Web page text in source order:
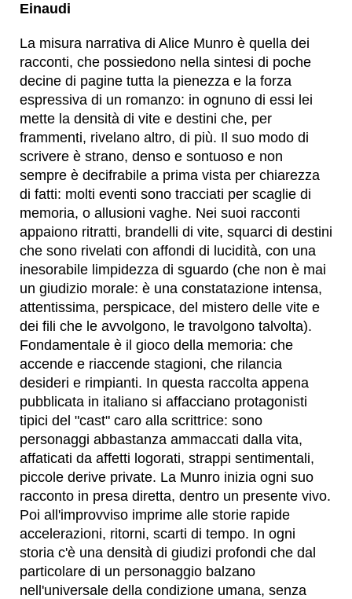
Einaudi
La misura narrativa di Alice Munro è quella dei
racconti, che possiedono nella sintesi di poche
decine di pagine tutta la pienezza e la forza
espressiva di un romanzo: in ognuno di essi lei
mette la densità di vite e destini che, per
frammenti, rivelano altro, di più. Il suo modo di
scrivere è strano, denso e sontuoso e non
sempre è decifrabile a prima vista per chiarezza
di fatti: molti eventi sono tracciati per scaglie di
memoria, o allusioni vaghe. Nei suoi racconti
appaiono ritratti, brandelli di vite, squarci di destini
che sono rivelati con affondi di lucidità, con una
inesorabile limpidezza di sguardo (che non è mai
un giudizio morale: è una constatazione intensa,
attentissima, perspicace, del mistero delle vite e
dei fili che le avvolgono, le travolgono talvolta).
Fondamentale è il gioco della memoria: che
accende e riaccende stagioni, che rilancia
desideri e rimpianti. In questa raccolta appena
pubblicata in italiano si affacciano protagonisti
tipici del "cast" caro alla scrittrice: sono
personaggi abbastanza ammaccati dalla vita,
affaticati da affetti logorati, strappi sentimentali,
piccole derive private. La Munro inizia ogni suo
racconto in presa diretta, dentro un presente vivo.
Poi all'improvviso imprime alle storie rapide
accelerazioni, ritorni, scarti di tempo. In ogni
storia c'è una densità di giudizi profondi che dal
particolare di un personaggio balzano
nell'universale della condizione umana, senza